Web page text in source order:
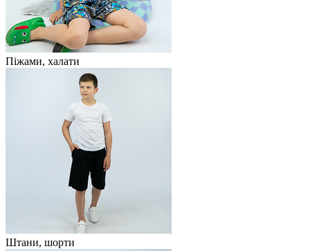
Піжами, халати
Штани, шорти